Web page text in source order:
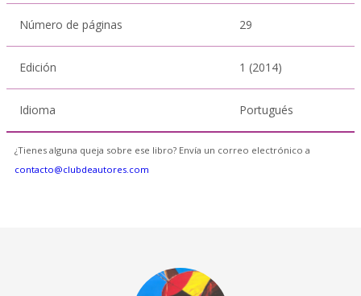
Número de páginas 29
Edición 1 (2014)
Idioma Portugués
¿Tienes alguna queja sobre ese libro? Envía un correo electrónico a
contacto@clubdeautores.com